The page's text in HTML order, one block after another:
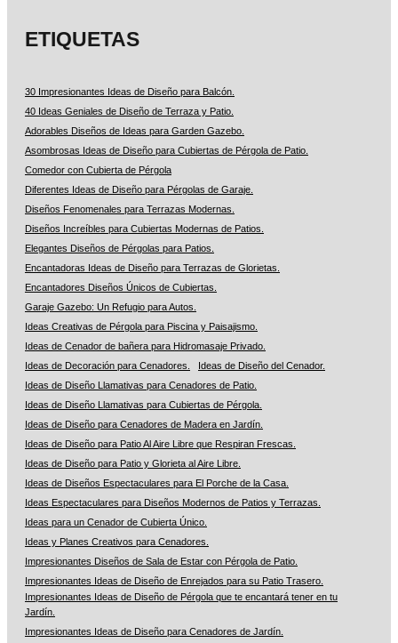
ETIQUETAS
30 Impresionantes Ideas de Diseño para Balcón.
40 Ideas Geniales de Diseño de Terraza y Patio.
Adorables Diseños de Ideas para Garden Gazebo.
Asombrosas Ideas de Diseño para Cubiertas de Pérgola de Patio.
Comedor con Cubierta de Pérgola
Diferentes Ideas de Diseño para Pérgolas de Garaje.
Diseños Fenomenales para Terrazas Modernas.
Diseños Increíbles para Cubiertas Modernas de Patios.
Elegantes Diseños de Pérgolas para Patios.
Encantadoras Ideas de Diseño para Terrazas de Glorietas.
Encantadores Diseños Únicos de Cubiertas.
Garaje Gazebo: Un Refugio para Autos.
Ideas Creativas de Pérgola para Piscina y Paisajismo.
Ideas de Cenador de bañera para Hidromasaje Privado.
Ideas de Decoración para Cenadores.
Ideas de Diseño del Cenador.
Ideas de Diseño Llamativas para Cenadores de Patio.
Ideas de Diseño Llamativas para Cubiertas de Pérgola.
Ideas de Diseño para Cenadores de Madera en Jardín.
Ideas de Diseño para Patio Al Aire Libre que Respiran Frescas.
Ideas de Diseño para Patio y Glorieta al Aire Libre.
Ideas de Diseños Espectaculares para El Porche de la Casa.
Ideas Espectaculares para Diseños Modernos de Patios y Terrazas.
Ideas para un Cenador de Cubierta Único.
Ideas y Planes Creativos para Cenadores.
Impresionantes Diseños de Sala de Estar con Pérgola de Patio.
Impresionantes Ideas de Diseño de Enrejados para su Patio Trasero.
Impresionantes Ideas de Diseño de Pérgola que te encantará tener en tu
Jardín.
Impresionantes Ideas de Diseño para Cenadores de Jardín.